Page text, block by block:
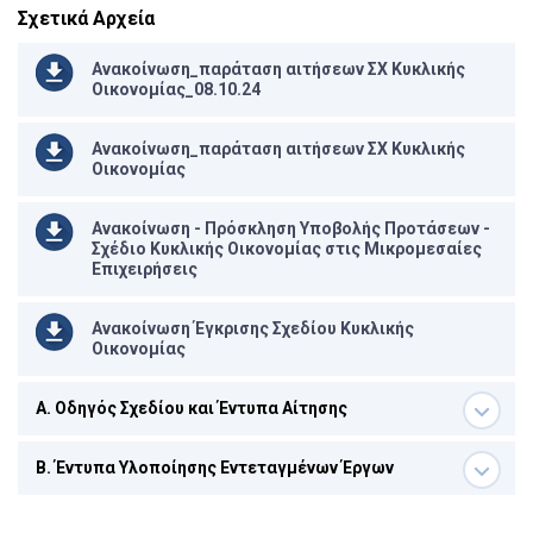
Σχετικά Αρχεία
Ανακοίνωση_παράταση αιτήσεων ΣΧ Κυκλικής
Οικονομίας_08.10.24
Ανακοίνωση_παράταση αιτήσεων ΣΧ Κυκλικής
Οικονομίας
Ανακοίνωση - Πρόσκληση Υποβολής Προτάσεων -
Σχέδιο Κυκλικής Οικονομίας στις Μικρομεσαίες
Επιχειρήσεις
Ανακοίνωση Έγκρισης Σχεδίου Κυκλικής
Οικονομίας
A. Οδηγός Σχεδίου και Έντυπα Αίτησης
Β. Έντυπα Υλοποίησης Εντεταγμένων Έργων